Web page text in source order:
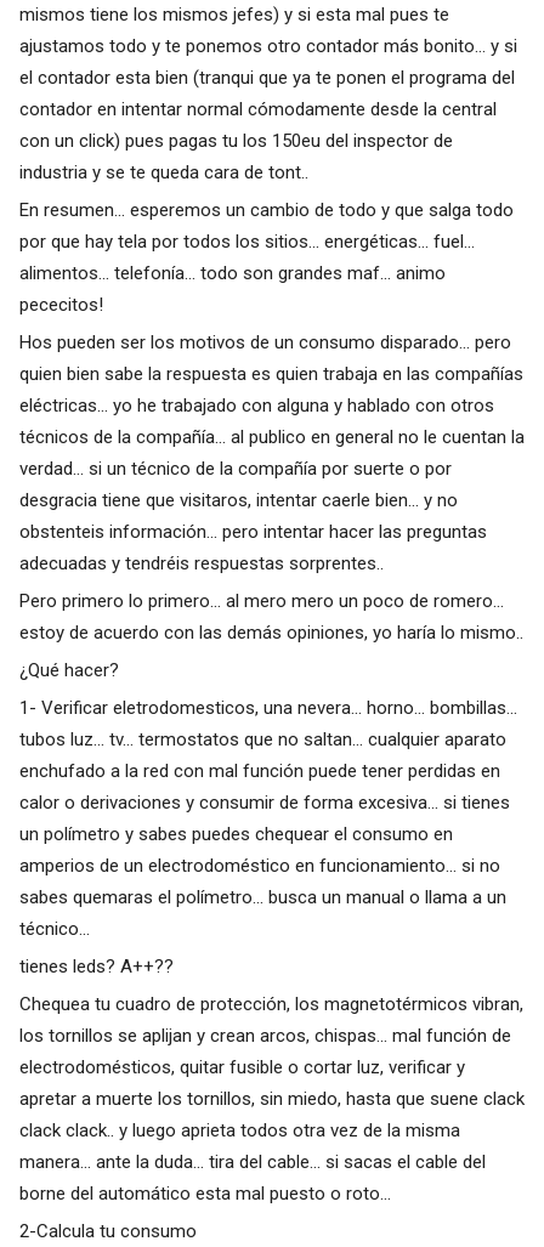
mismos tiene los mismos jefes) y si esta mal pues te
ajustamos todo y te ponemos otro contador más bonito... y si
el contador esta bien (tranqui que ya te ponen el programa del
contador en intentar normal cómodamente desde la central
con un click) pues pagas tu los 150eu del inspector de
industria y se te queda cara de tont..
En resumen... esperemos un cambio de todo y que salga todo
por que hay tela por todos los sitios... energéticas... fuel...
alimentos... telefonía... todo son grandes maf... animo
pececitos!
Hos pueden ser los motivos de un consumo disparado... pero
quien bien sabe la respuesta es quien trabaja en las compañías
eléctricas... yo he trabajado con alguna y hablado con otros
técnicos de la compañía... al publico en general no le cuentan la
verdad... si un técnico de la compañía por suerte o por
desgracia tiene que visitaros, intentar caerle bien... y no
obstenteis información... pero intentar hacer las preguntas
adecuadas y tendréis respuestas sorprentes..
Pero primero lo primero... al mero mero un poco de romero...
estoy de acuerdo con las demás opiniones, yo haría lo mismo..
¿Qué hacer?
1- Verificar eletrodomesticos, una nevera... horno... bombillas...
tubos luz... tv... termostatos que no saltan... cualquier aparato
enchufado a la red con mal función puede tener perdidas en
calor o derivaciones y consumir de forma excesiva... si tienes
un polímetro y sabes puedes chequear el consumo en
amperios de un electrodoméstico en funcionamiento... si no
sabes quemaras el polímetro... busca un manual o llama a un
técnico...
tienes leds? A++??
Chequea tu cuadro de protección, los magnetotérmicos vibran,
los tornillos se aplijan y crean arcos, chispas... mal función de
electrodomésticos, quitar fusible o cortar luz, verificar y
apretar a muerte los tornillos, sin miedo, hasta que suene clack
clack clack.. y luego aprieta todos otra vez de la misma
manera... ante la duda... tira del cable... si sacas el cable del
borne del automático esta mal puesto o roto...
2-Calcula tu consumo